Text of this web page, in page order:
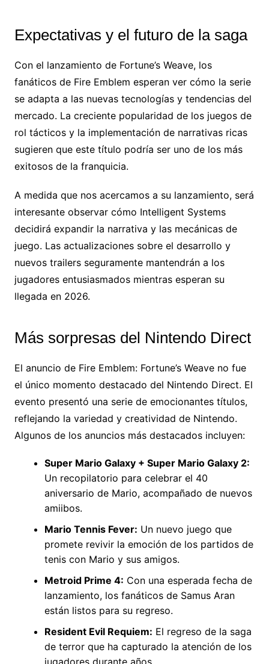
Expectativas y el futuro de la saga
Con el lanzamiento de Fortune’s Weave, los
fanáticos de Fire Emblem esperan ver cómo la serie
se adapta a las nuevas tecnologías y tendencias del
mercado. La creciente popularidad de los juegos de
rol tácticos y la implementación de narrativas ricas
sugieren que este título podría ser uno de los más
exitosos de la franquicia.
A medida que nos acercamos a su lanzamiento, será
interesante observar cómo Intelligent Systems
decidirá expandir la narrativa y las mecánicas de
juego. Las actualizaciones sobre el desarrollo y
nuevos trailers seguramente mantendrán a los
jugadores entusiasmados mientras esperan su
llegada en 2026.
Más sorpresas del Nintendo Direct
El anuncio de Fire Emblem: Fortune’s Weave no fue
el único momento destacado del Nintendo Direct. El
evento presentó una serie de emocionantes títulos,
reflejando la variedad y creatividad de Nintendo.
Algunos de los anuncios más destacados incluyen:
Super Mario Galaxy + Super Mario Galaxy 2:
Un recopilatorio para celebrar el 40
aniversario de Mario, acompañado de nuevos
amiibos.
Mario Tennis Fever: Un nuevo juego que
promete revivir la emoción de los partidos de
tenis con Mario y sus amigos.
Metroid Prime 4: Con una esperada fecha de
lanzamiento, los fanáticos de Samus Aran
están listos para su regreso.
Resident Evil Requiem: El regreso de la saga
de terror que ha capturado la atención de los
jugadores durante años.